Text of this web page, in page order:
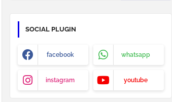
SOCIAL PLUGIN
facebook whatsapp
instagram youtube